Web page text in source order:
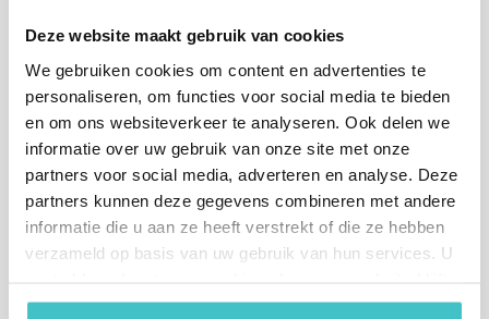
Deze website maakt gebruik van cookies
We gebruiken cookies om content en advertenties te
personaliseren, om functies voor social media te bieden
en om ons websiteverkeer te analyseren. Ook delen we
informatie over uw gebruik van onze site met onze
partners voor social media, adverteren en analyse. Deze
partners kunnen deze gegevens combineren met andere
informatie die u aan ze heeft verstrekt of die ze hebben
verzameld op basis van uw gebruik van hun services. U
gebruiken.
Of bel ons direct
België (afdeling verkoop)
+32 (0)2 765 00 21
Nederland(afdeling verkoop)
+31 (0)10 322 03 04